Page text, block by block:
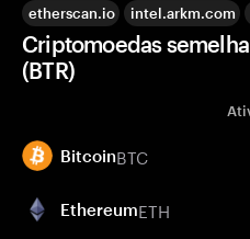
etherscan.io intel.arkm.com
Criptomoedas
(BTR)
BitcoinBTC
EthereumETH